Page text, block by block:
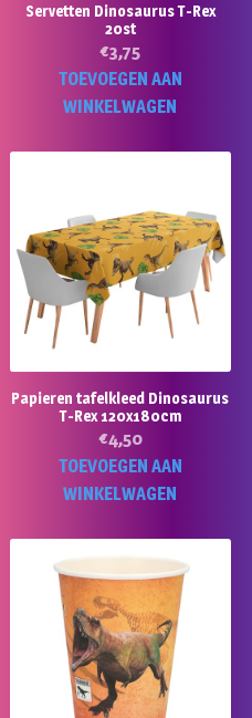
Servetten Dinosaurus T-Rex
20st
€3,75
TOEVOEGEN AAN
WINKELWAGEN
Papieren tafelkleed Dinosaurus
T-Rex 120x180cm
€4,50
TOEVOEGEN AAN
WINKELWAGEN